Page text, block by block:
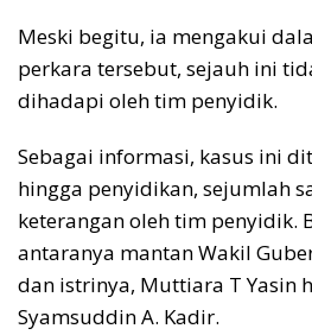
Meski begitu, ia mengakui
perkara tersebut, sejauh ini
dihadapi oleh tim penyidik.
Sebagai informasi, kasus ini
hingga penyidikan, sejumlah
keterangan oleh tim penyidik.
antaranya mantan Wakil
dan istrinya, Muttiara T Yasin
Syamsuddin A. Kadir.